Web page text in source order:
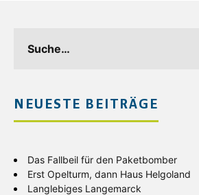
NEUESTE BEITRÄGE
Das Fallbeil für den Paketbomber
Erst Opelturm, dann Haus Helgoland
Langlebiges Langemarck